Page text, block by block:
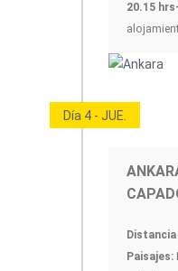
20.15
Día 4 - JUE.
Paisajes: